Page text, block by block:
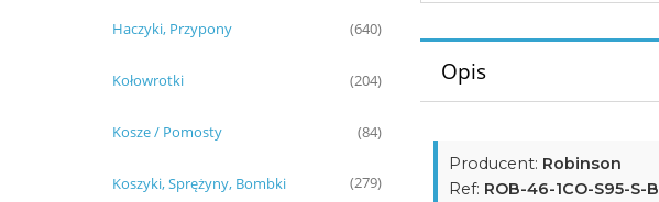
Haczyki, Przypony (640)
Kołowrotki (204)
Kosze / Pomosty (84)
Koszyki, Sprężyny, Bombki (279)
Opis
Producent: Robinson
Ref: ROB-46-1CO-S95-S-B